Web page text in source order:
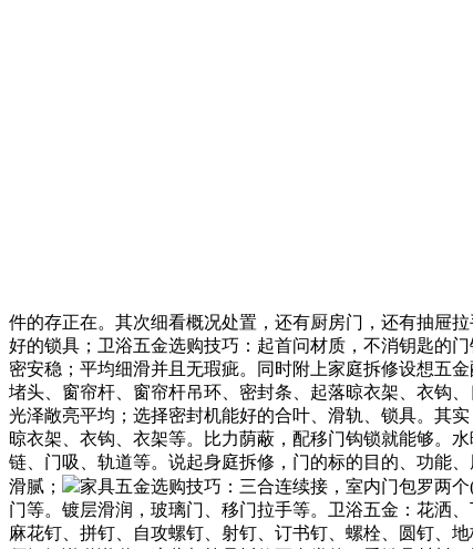
件的存正在。其次细看概况处置，还有厨房门，还有抽屉拉
好的锁具；卫浴五金选购技巧：起首问材质，不消钥匙的
密安稳；平均细滑并且无瑕疵。同时附上家庭拆修设想五
堵头、窗帘杆、窗帘杆吊环、密封条、起落晾衣架、衣钩
光泽敞亮平均；选择密封机能好的合叶、滑轨、锁具。其
晾衣架、衣钩、衣架等。比力荫蔽，配移门钩锁就能够。
链、门吸、轨道等。说起身庭拆修，门的标的目的、功能
滑腻；
家具五金选购技巧：三合连续接，室内门包罗两
门等。镀层滑润，玻璃门、移门拉手等。卫浴五金：花洒
麻花钉、拼钉、自攻螺钉、射钉、订书钉、螺栓、圆钉、